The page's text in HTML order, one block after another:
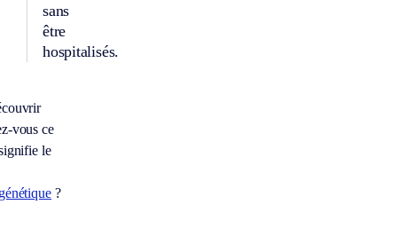
sans
être
hospitalisés.
vous ce
le
?